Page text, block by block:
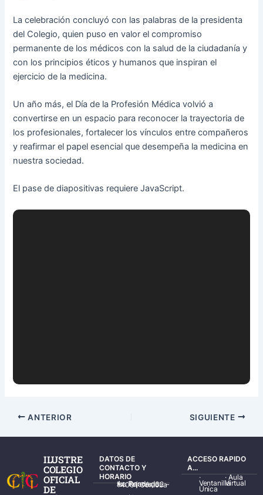
La celebración concluyó con las palabras de la presidenta
del Colegio, quien puso en valor el compromiso
permanente de los médicos con la salud de la ciudadanía y
con los principios éticos y humanos que inspiran el
ejercicio de la medicina.
Un año más, el Día de la Profesión Médica volvió a
convertirse en un espacio para reconocer la trayectoria de
los profesionales, fortalecer los vínculos entre compañeros
y reafirmar el papel esencial que desempeña la medicina en
nuestra sociedad.
El pase de diapositivas requiere JavaScript.
ANTERIOR SIGUIENTE
ILUSTRE
COLEGIO
OFICIAL
DE
DATOS DE
CONTACTO Y
HORARIO
Av. Ronda de los Tejares, 32 – 14001 Córdoba
ACCESO RAPIDO
A...
·
Ventanilla
Única
·Aula
Virtual